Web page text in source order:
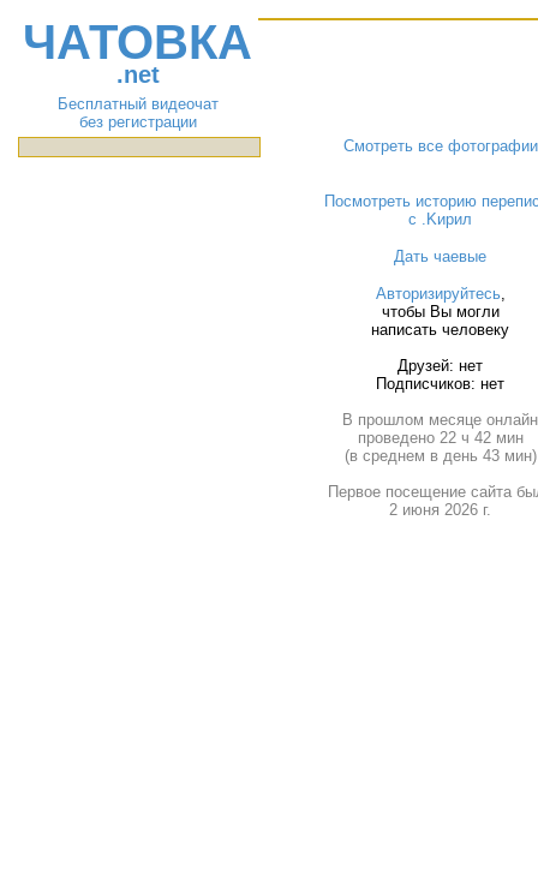
ЧАТОВКА
.net
Бесплатный видеочат
без регистрации
Смотреть все фотографии
Посмотреть историю
с .Kиpил
Дать чаевые
Авторизируйтесь,
чтобы Вы могли
написать человеку
Друзей: нет
Подписчиков: нет
В прошлом месяце онлайн
проведено 22 ч 42 мин
(в среднем в день 43 мин)
Первое посещение сайта
2 июня 2026 г.